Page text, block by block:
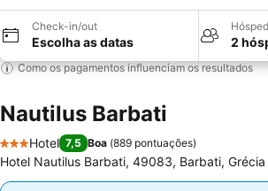
Check-in/out
Escolha as datas 2
Como os pagamentos influenciam os resultados
Nautilus Barbati
3 Estrelas
Hotel 7,5 Boa (889 pontuações)
Hotel Nautilus Barbati, 49083, Barbati, Grécia